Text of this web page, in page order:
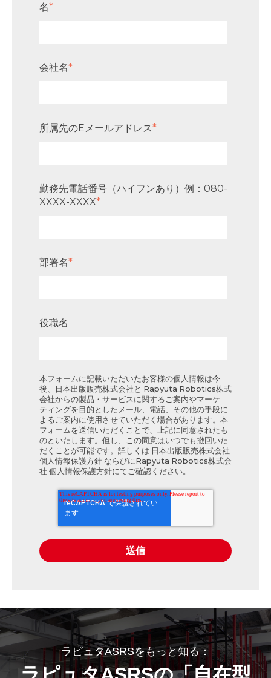
名*
会社名*
所属先のEメールアドレス*
勤務先電話番号（ハイフンあり）例：080-
XXXX-XXXX*
部署名*
役職名
本フォームに記載いただいたお客様の個人情報は今
後、日本出版販売株式会社と Rapyuta Robotics株式
会社からの製品・サービスに関するご案内やマーケ
ティングを目的としたメール、電話、その他の手段に
よるご案内に使用させていただく場合があります。本
フォームを送信いただくことで、上記に同意されたも
のといたします。但し、この同意はいつでも撤回いた
だくことが可能です。詳しくは 日本出版販売株式会社
個人情報保護方針 ならびに Rapyuta Robotics株式会
社 個人情報保護方針にてご確認ください。
ラピュタASRSをもっと知る：